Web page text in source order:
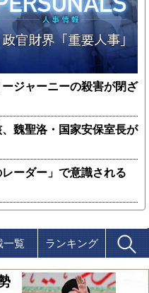
ジャーニーの殺害が閉ざ
魏聖洛・国家安保室長が
ーダー」で意識される
一覧 ランキング